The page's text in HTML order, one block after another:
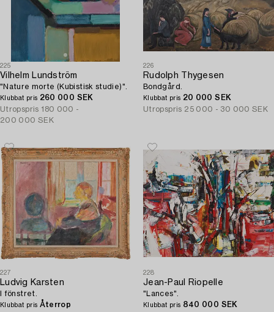
225
Vilhelm Lundström
"Nature morte (Kubistisk studie)".
Klubbat pris 260 000 SEK
Utropspris 180 000 -
200 000 SEK
226
Rudolph Thygesen
Bondgård.
Klubbat pris 20 000 SEK
Utropspris 25 000 - 30 000 SEK
227
Ludvig Karsten
I fönstret.
Klubbat pris Återrop
228
Jean-Paul Riopelle
"Lances".
Klubbat pris 840 000 SEK